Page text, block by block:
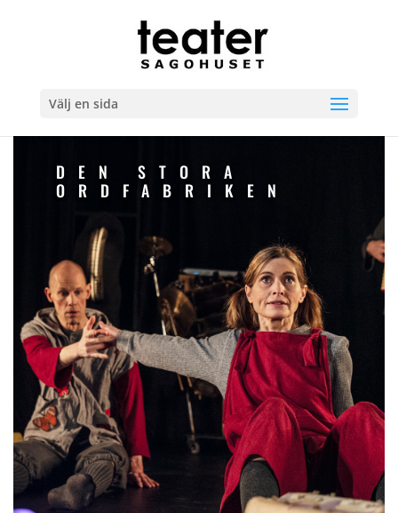
Välj en sida
DEN STORA
ORDFABRIKEN